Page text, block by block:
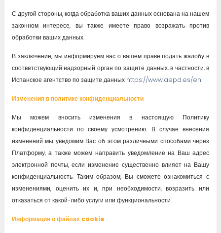
С другой стороны, когда обработка ваших данных основана на нашем
законном интересе, вы также имеете право возражать против
обработки ваших данных.
В заключение, мы информируем вас о вашем праве подать жалобу в
соответствующий надзорный орган по защите данных, в частности, в
Испанское агентство по защите данных https://www.aepd.es/en
Изменения в политике конфиденциальности
Мы можем вносить изменения в настоящую Политику
конфиденциальности по своему усмотрению. В случае внесения
изменений мы уведомим Вас об этом различными способами через
Платформу, а также можем направить уведомление на Ваш адрес
электронной почты, если изменение существенно влияет на Вашу
конфиденциальность. Таким образом, Вы сможете ознакомиться с
изменениями, оценить их и, при необходимости, возразить или
отказаться от какой-либо услуги или функциональности.
Информация о файлах cookie